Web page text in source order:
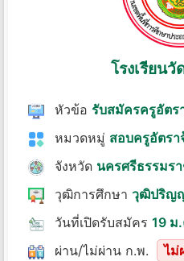
โรงเรียน
หัวข้อ รับสมัครครูอัตร
หมวดหมู่ สอบครูอัตรา
จังหวัด นครศรีธรรมร
วุฒิการศึกษา วุฒิปริญ
วันที่เปิดรับสมัคร 19 ม
ผ่าน/ไม่ผ่าน ก.พ.
ไม่